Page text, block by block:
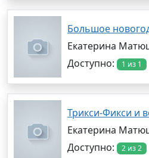
Большое
Екатерина
Доступно:
1 из 1
Трикси-Фикси и
Екатерина
Доступно:
2 из 2